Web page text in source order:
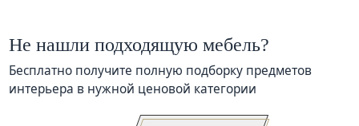
Не нашли подходящую мебель?
Бесплатно получите полную подборку предметов
интерьера в нужной ценовой категории